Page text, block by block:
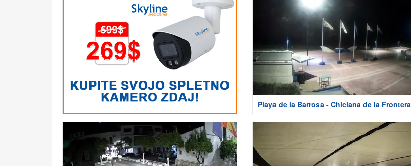
Playa de la Barrosa - Chiclana de la Frontera